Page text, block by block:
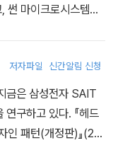
썬 마이크로시스템즈
저자파일 신간알림 신청
금은 삼성전자 SAIT
구하고 있다. 『헤드
인 패턴(개정판)』(20